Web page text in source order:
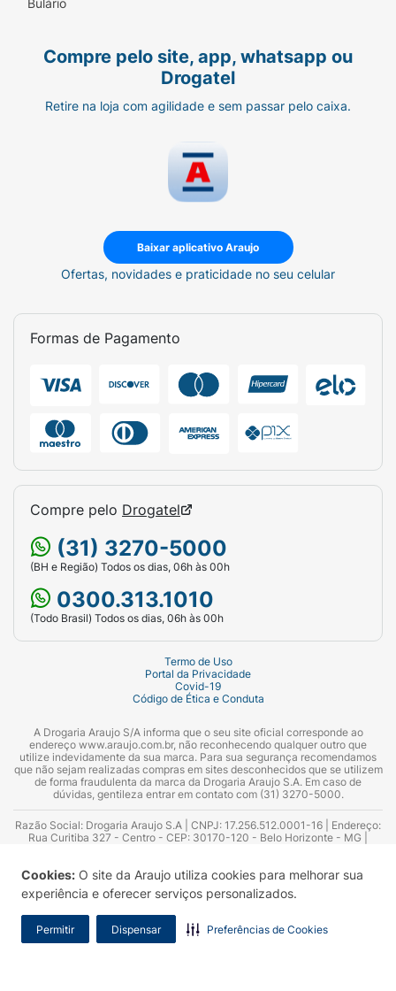
Cookies: O site da Araujo utiliza cookies para melhorar sua
experiência e oferecer serviços personalizados.
Permitir Dispensar Preferências de Cookies
Bulário
Compre pelo site, app, whatsapp ou
Drogatel
Retire na loja com agilidade e sem passar pelo caixa.
Baixar aplicativo Araujo
Ofertas, novidades e praticidade no seu celular
Formas de Pagamento
Compre pelo Drogatel
(31) 3270-5000
(BH e Região) Todos os dias, 06h às 00h
0300.313.1010
(Todo Brasil) Todos os dias, 06h às 00h
Termo de Uso
Portal da Privacidade
Covid-19
Código de Ética e Conduta
A Drogaria Araujo S/A informa que o seu site oficial corresponde ao
endereço www.araujo.com.br, não reconhecendo qualquer outro que
utilize indevidamente da sua marca. Para sua segurança recomendamos
que não sejam realizadas compras em sites desconhecidos que se utilizem
de forma fraudulenta da marca da Drogaria Araujo S.A. Em caso de
dúvidas, gentileza entrar em contato com (31) 3270-5000.
Razão Social: Drogaria Araujo S.A | CNPJ: 17.256.512.0001-16 | Endereço:
Rua Curitiba 327 - Centro - CEP: 30170-120 - Belo Horizonte - MG |
Azevedo Guimarães – CRF 10.965 | Yasmin Silva Alvarenga – CRF 52.584 -
Consultor substituto: Thiago Aguiar Pinheiro - CRF Nº 13.748. Alvará
Sanitário: 2025020713 | Autorização de Funcionamento da Empresa (AFE):